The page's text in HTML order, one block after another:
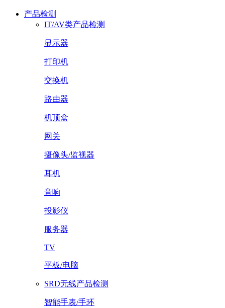
产品检测
IT/AV类产品检测
显示器
打印机
交换机
路由器
机顶盒
网关
摄像头/监视器
耳机
音响
投影仪
服务器
TV
平板/电脑
SRD无线产品检测
智能手表/手环